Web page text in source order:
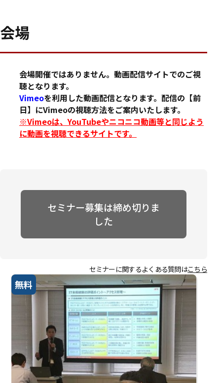
会場
会場開催ではありません。動画配信サイトでのご視
聴となります。
Vimeoを利用した動画配信となります。配信の【前
日】にVimeoの視聴方法をご案内いたします。
※Vimeoは、YouTubeやニコニコ動画等と同じよう
に動画を視聴できるサイトです。
セミナー募集は締め切りま
した
セミナーに関するよくある質問はこちら
無料